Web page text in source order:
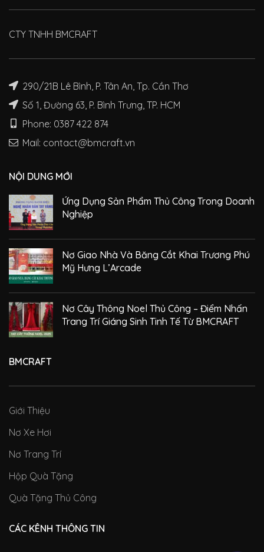
CTY TNHH BMCRAFT
290/21B Lê Bình, P. Tân An, Tp. Cần Thơ
Số 1, Đường 63, P. Bình Trưng, TP. HCM
Phone: 0387 422 874
Mail: contact@bmcraft.vn
NỘI DUNG MỚI
Ứng Dụng Sản Phẩm Thủ Công Trong Doanh
Nghiệp
Nơ Giao Nhà Và Băng Cắt Khai Trương Phú
Mỹ Hưng L’Arcade
Nơ Cây Thông Noel Thủ Công – Điểm Nhấn
Trang Trí Giáng Sinh Tinh Tế Từ BMCRAFT
BMCRAFT
Giới Thiệu
Nơ Xe Hơi
Nơ Trang Trí
Hộp Quà Tặng
Quà Tặng Thủ Công
CÁC KÊNH THÔNG TIN